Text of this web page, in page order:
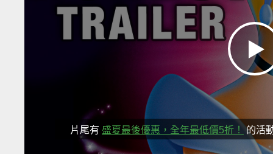
片尾有 盛夏最後優惠，全年最低價5折！ 的活